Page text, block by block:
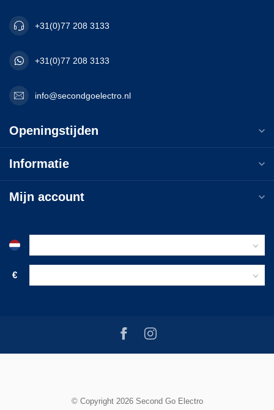
+31(0)77 208 3133
+31(0)77 208 3133
info@secondgoelectro.nl
Openingstijden
Informatie
Mijn account
€
© Copyright 2026 Second Go Electro